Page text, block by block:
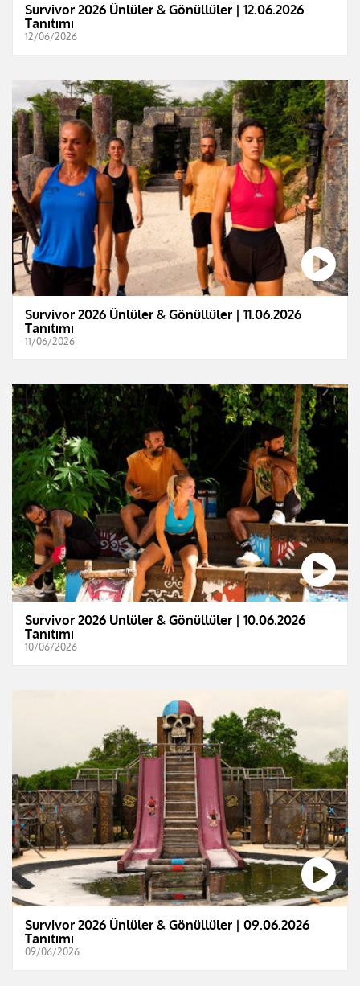
Survivor 2026 Ünlüler & Gönüllüler | 12.06.2026
Tanıtımı
12/06/2026
Survivor 2026 Ünlüler & Gönüllüler | 11.06.2026
Tanıtımı
11/06/2026
Survivor 2026 Ünlüler & Gönüllüler | 10.06.2026
Tanıtımı
10/06/2026
Survivor 2026 Ünlüler & Gönüllüler | 09.06.2026
Tanıtımı
09/06/2026